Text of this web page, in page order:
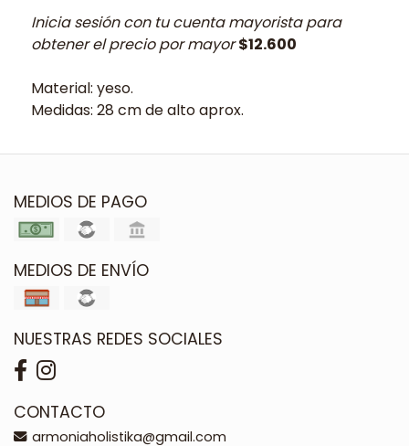
Inicia sesión con tu cuenta mayorista para
obtener el precio por mayor$12.600
Material: yeso.
Medidas: 28 cm de alto aprox.
MEDIOS DE PAGO
MEDIOS DE ENVÍO
NUESTRAS REDES SOCIALES
CONTACTO
armoniaholistika@gmail.com